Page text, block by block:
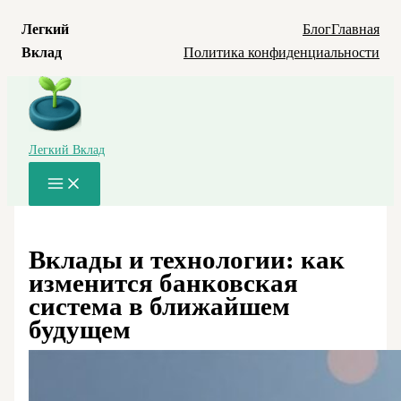
Легкий
Вклад
БлогГлавная
Политика конфиденциальности
Перейти
содержимому
Легкий Вклад
Main
Menu
Вклады и технологии: как
изменится банковская
система в ближайшем
будущем